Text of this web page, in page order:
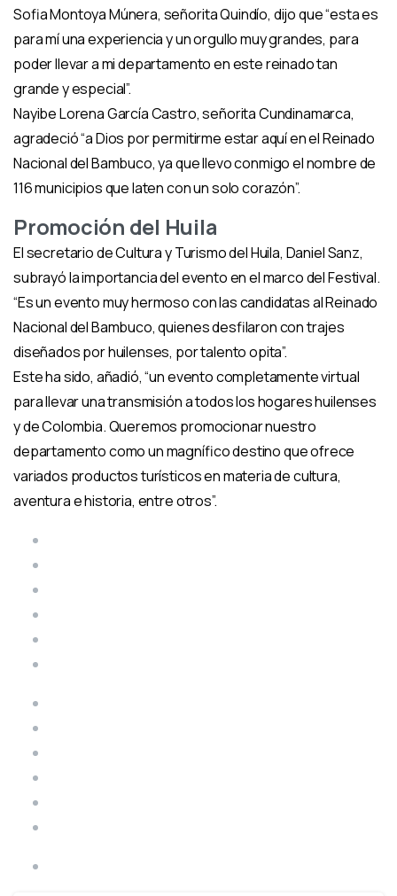
Sofia Montoya Múnera, señorita Quindío, dijo que “esta es
para mí una experiencia y un orgullo muy grandes, para
poder llevar a mi departamento en este reinado tan
grande y especial”.
Nayibe Lorena García Castro, señorita Cundinamarca,
agradeció “a Dios por permitirme estar aquí en el Reinado
Nacional del Bambuco, ya que llevo conmigo el nombre de
116 municipios que laten con un solo corazón”.
Promoción del Huila
El secretario de Cultura y Turismo del Huila, Daniel Sanz,
subrayó la importancia del evento en el marco del Festival.
“Es un evento muy hermoso con las candidatas al Reinado
Nacional del Bambuco, quienes desfilaron con trajes
diseñados por huilenses, por talento opita”.
Este ha sido, añadió, “un evento completamente virtual
para llevar una transmisión a todos los hogares huilenses
y de Colombia. Queremos promocionar nuestro
departamento como un magnífico destino que ofrece
variados productos turísticos en materia de cultura,
aventura e historia, entre otros”.